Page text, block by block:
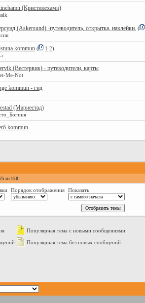
(Кристинехамн)
(Askersund) -путеводитель, открытка, наклейки. (
kommun ( 1 2)
(Вестервик) - путеводители, карты
Me-Nоt
kommun - гид
(Мариестад)
kommun
из 158
Порядок отображения Показать
Популярная тема с новыми сообщениями
Популярная тема без новых сообщений